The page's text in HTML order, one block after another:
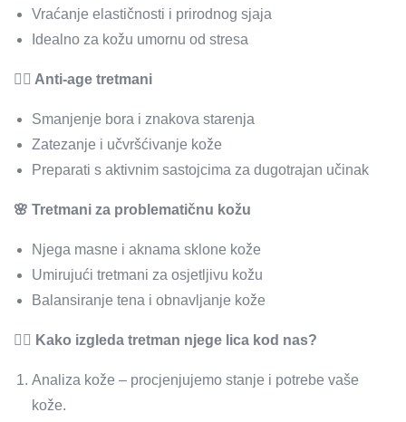
Vraćanje elastičnosti i prirodnog sjaja
Idealno za kožu umornu od stresa
🧖‍♀️ Anti-age tretmani
Smanjenje bora i znakova starenja
Zatezanje i učvršćivanje kože
Preparati s aktivnim sastojcima za dugotrajan učinak
🌸 Tretmani za problematičnu kožu
Njega masne i aknama sklone kože
Umirujući tretmani za osjetljivu kožu
Balansiranje tena i obnavljanje kože
💆‍♀️ Kako izgleda tretman njege lica kod nas?
Analiza kože – procjenjujemo stanje i potrebe vaše
kože.